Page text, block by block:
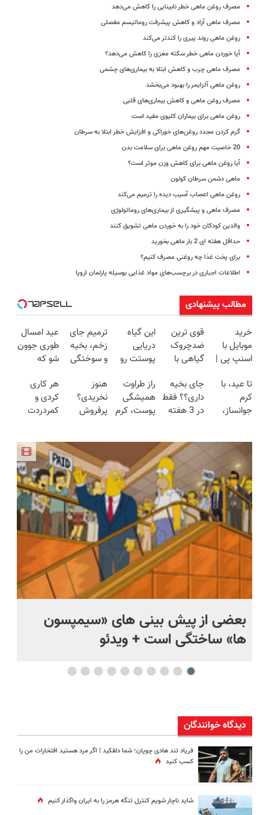
مصرف روغن ماهی خطر نابینایی را کاهش می‌دهد
مصرف ماهی آزاد و کاهش پیشرفت روماتیسم مفصلی
روغن ماهی روند پیری را کندتر می‌کند
آیا خوردن ماهی خطر سکته مغزی را کاهش می‌دهد؟
مصرف ماهی چرب و کاهش ابتلا به بیماری‌های چشمی
روغن ماهی آلزایمر را بهبود می‌بخشد
مصرف روغن ماهی و کاهش بیماری‌های قلبی
روغن ماهی برای بیماران کلیوی مفید است
گرم کردن مجدد روغن‌های خوراکی و افزایش خطر ابتلا به سرطان
20 خاصیت مهم روغن ماهی برای سلامت بدن
آیا روغن ماهی برای کاهش وزن موثر است؟
ماهی دشمن سرطان کولون
روغن ماهی اعصاب آسیب دیده را ترمیم می‌کند
مصرف ماهی و پیشگیری از بیماری‌های روماتولوژی
والدین کودکان خود را به خوردن ماهی تشویق کنند
حداقل هفته ای 2 بار ماهی بخورید
برای پخت غذا چه روغنی مصرف کنیم؟
اطلاعات اجباری در برچسب‌های مواد غذایی بوسیله پارلمان اروپا
مطالب پیشنهادی
خرید
موبایل با
اسنپ پی |
بدون سود و
کارمزد!
قوی ترین
ضدچروک
گیاهی با
فقط تا
امشب
این گیاه
دریایی
پوستت رو
میکنه
انگار20سال
جوون شدی
خرید
ترمیم جای
زخم، بخیه
و سوختگی
هفته!!😍
عید امسال
طوری جوون
شو که
نشناستت
تا عید، با
کرم
جوانساز،
بساز(خرید
با تخفیف
ویژه)
جای بخیه
داری؟؟ فقط
در 3 هفته
راز طراوت
همیشگی
پوست، کرم
45%تخفیف
هنوز
نخریدی؟
پرفروش
گیاهی
نصف قیمت
هر کاری
کردی و
کمردردت
پرسشنامه و
دریافت راه
حل
بعضی از پیش بینی های «سیمپسون
ها» ساختگی است + ویدئو
دیدگاه خوانندگان
فریاد تند هادی چوپان؛‌ شما دلقکید | اگر مرد هستید افتخارات من را
کسب کنید
شاید ناچار شویم کنترل تنگه هرمز را به ایران واگذار کنیم